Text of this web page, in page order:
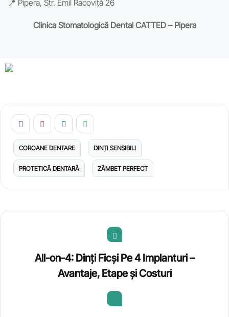
📍 Pipera, Str. Emil Racoviță 26
Clinica Stomatologică Dental CATTED – Pipera
COROANE DENTARE DINȚI SENSIBILI
PROTETICĂ DENTARĂ ZÂMBET PERFECT
All-on-4: Dinți Ficși Pe 4 Implanturi –
Avantaje, Etape și Costuri